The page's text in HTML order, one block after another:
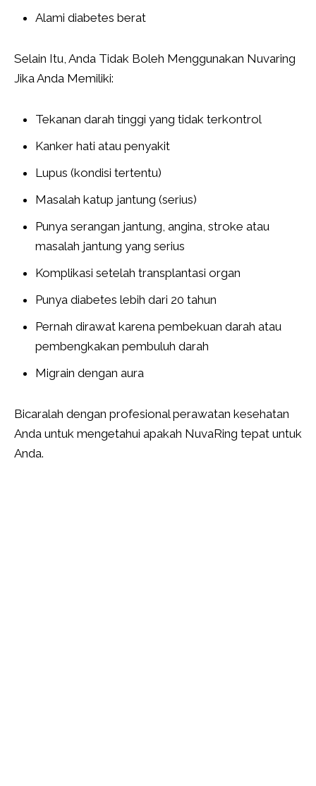
Alami diabetes berat
Selain Itu, Anda Tidak Boleh Menggunakan Nuvaring
Jika Anda Memiliki:
Tekanan darah tinggi yang tidak terkontrol
Kanker hati atau penyakit
Lupus (kondisi tertentu)
Masalah katup jantung (serius)
Punya serangan jantung, angina, stroke atau
masalah jantung yang serius
Komplikasi setelah transplantasi organ
Punya diabetes lebih dari 20 tahun
Pernah dirawat karena pembekuan darah atau
pembengkakan pembuluh darah
Migrain dengan aura
Bicaralah dengan profesional perawatan kesehatan
Anda untuk mengetahui apakah NuvaRing tepat untuk
Anda.